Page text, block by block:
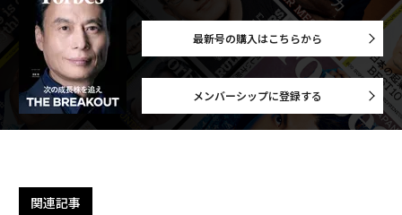
最新号の購入はこちらから
メンバーシップに登録する
関連記事